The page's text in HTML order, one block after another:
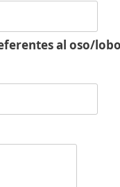
al oso/